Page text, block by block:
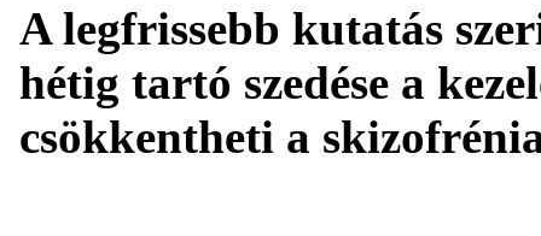
A legfrissebb kutatás
hétig tartó szedése a
csökkentheti a